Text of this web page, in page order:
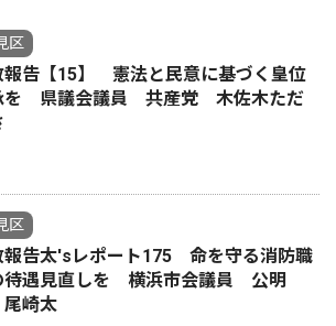
区
報告【15】 憲法と民意に基づく皇位
を 県議会議員 共産党 木佐木ただ
区
報告太'sレポート175 命を守る消防職
待遇見直しを 横浜市会議員 公明
崎太